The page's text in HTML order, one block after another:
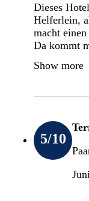
Dieses
Helferlein,
macht
Da kommt
Show more
5/10